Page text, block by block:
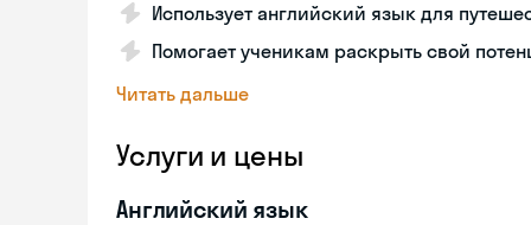
Использует английский язык для
Помогает ученикам раскрыть свой
Читать дальше
Услуги и цены
Английский язык